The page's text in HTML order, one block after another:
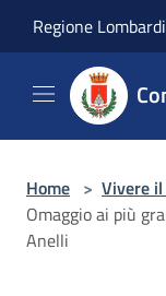
Regione
Home > Vivere
Omaggio ai più
Anelli